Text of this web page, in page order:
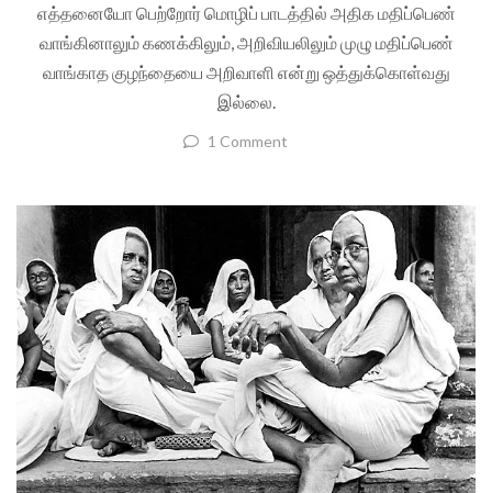
எத்தனையோ பெற்றோர் மொழிப் பாடத்தில் அதிக மதிப்பெண்
வாங்கினாலும் கணக்கிலும், அறிவியலிலும் முழு மதிப்பெண்
வாங்காத குழந்தையை அறிவாளி என்று ஒத்துக்கொள்வது
இல்லை.
1 Comment